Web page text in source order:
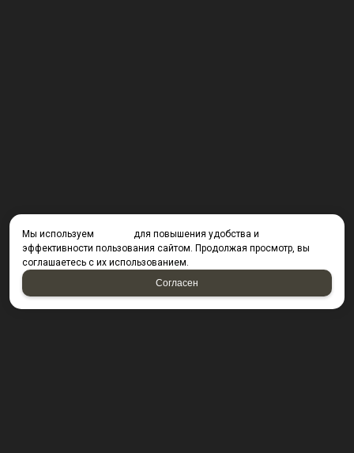
Мы используем
для повышения удобства и
эффективности пользования сайтом. Продолжая просмотр, вы
соглашаетесь с их использованием.
Согласен